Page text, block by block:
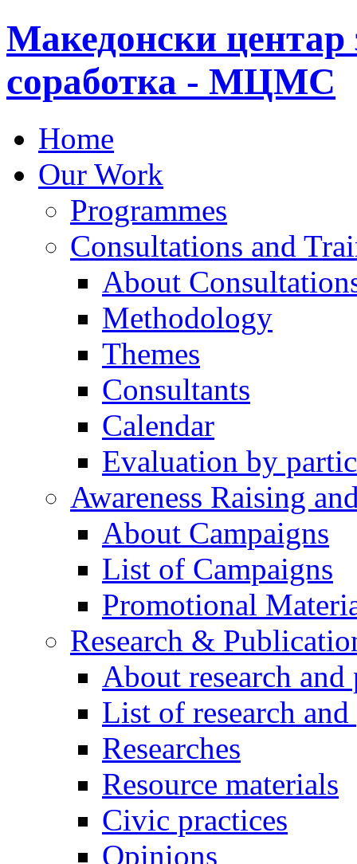
Македонски центар
соработка - МЦМС
Home
Our Work
Programmes
Consultations and
About
Methodology
Themes
Consultants
Calendar
Evaluation by
Awareness Raising
About Campaigns
List of Campaigns
Promotional
Research &
About research
List of research
Researches
Resource materials
Civic practices
Opinions